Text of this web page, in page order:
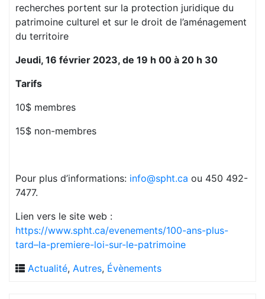
recherches portent sur la protection juridique du
patrimoine culturel et sur le droit de l’aménagement
du territoire
Jeudi, 16 février 2023, de 19 h 00 à 20 h 30
Tarifs
10$ membres
15$ non-membres
Pour plus d’informations: info@spht.ca ou 450 492-
7477.
Lien vers le site web :
https://www.spht.ca/evenements/100-ans-plus-
tard–la-premiere-loi-sur-le-patrimoine
Actualité, Autres, Évènements